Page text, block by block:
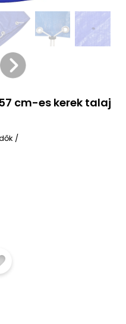
cm-es kerek talaj
/